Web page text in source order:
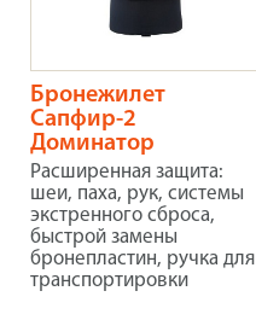
Бронежилет
Сапфир-2
Доминатор
Расширенная защита:
шеи, паха, рук, системы
экстренного сброса,
быстрой замены
бронепластин, ручка для
транспортировки